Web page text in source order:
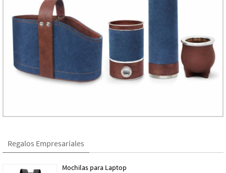
Regalos Empresariales
Mochilas para Laptop